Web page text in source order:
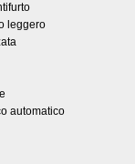
leggero
automatico